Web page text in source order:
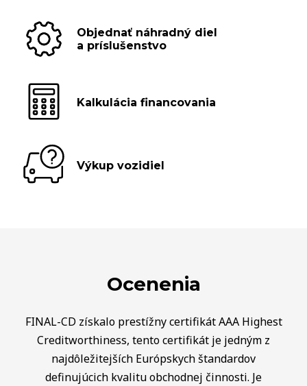
Objednať náhradný diel
a príslušenstvo
Kalkulácia financovania
Výkup vozidiel
Ocenenia
FINAL-CD získalo prestížny certifikát AAA Highest
Creditworthiness, tento certifikát je jedným z
najdôležitejších Európskych štandardov
definujúcich kvalitu obchodnej činnosti. Je